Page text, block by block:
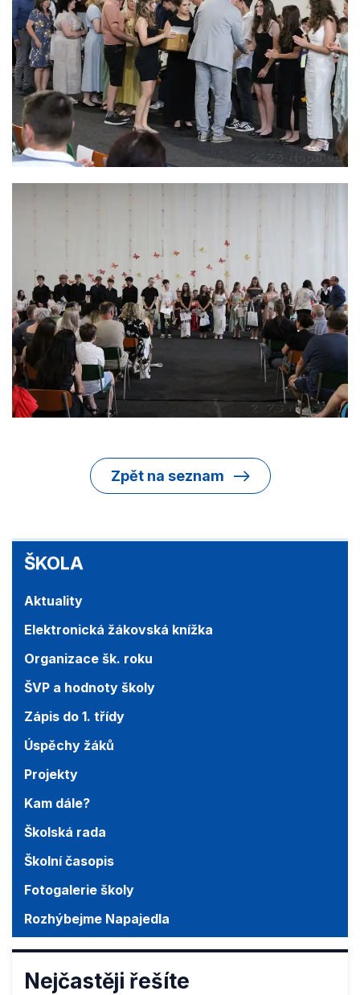
ŠKOLA
ŠKOLA
Aktuality
Elektronická žákovská knížka
Organizace šk. roku
ŠVP a hodnoty školy
Zápis do 1. třídy
Úspěchy žáků
Projekty
Kam dále?
Školská rada
Školní časopis
Fotogalerie školy
Rozhýbejme Napajedla
Nejčastěji řešíte
Zpět na seznam